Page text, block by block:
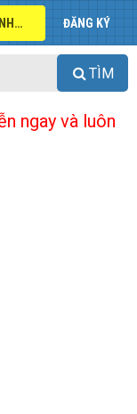
ĐĂNG NHẬP ĐĂNG KÝ
TÌM
ngay và luôn